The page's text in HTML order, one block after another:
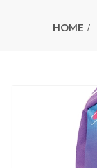
HOME